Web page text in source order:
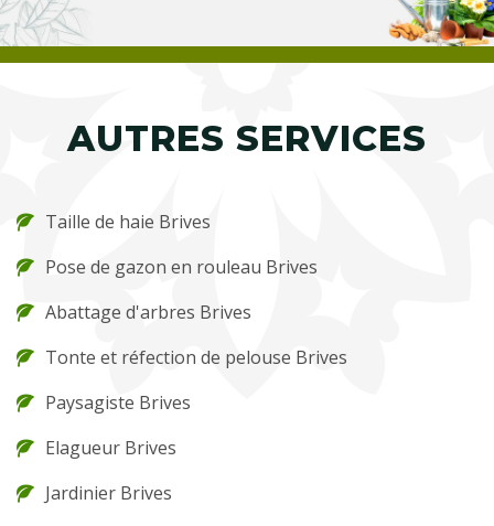
AUTRES SERVICES
Taille de haie Brives
Pose de gazon en rouleau Brives
Abattage d'arbres Brives
Tonte et réfection de pelouse Brives
Paysagiste Brives
Elagueur Brives
Jardinier Brives